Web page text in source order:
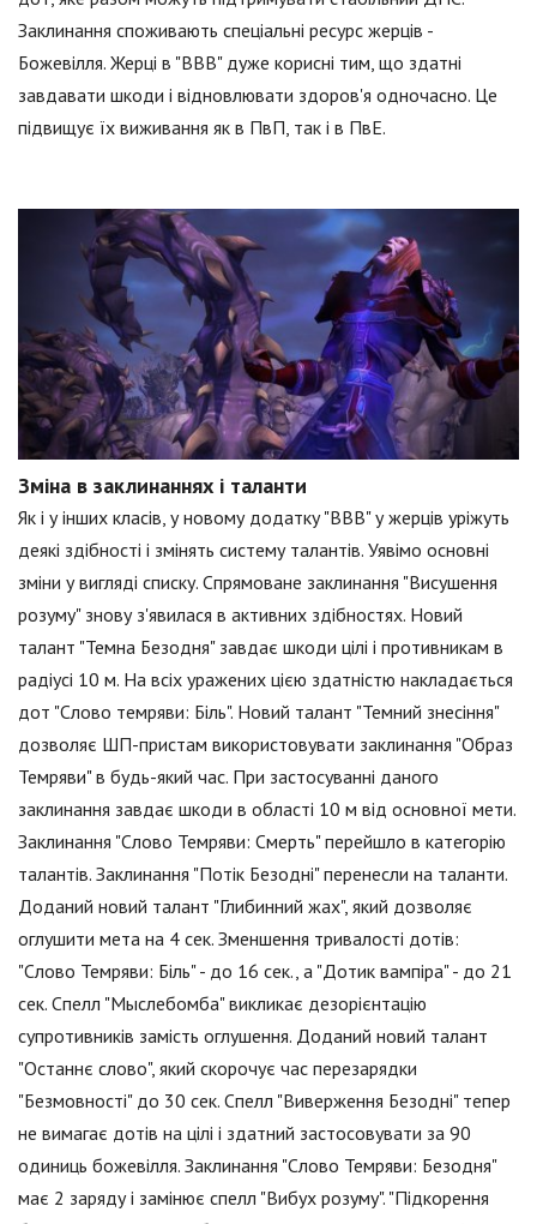
Заклинання споживають спеціальні ресурс жерців -
Божевілля. Жерці в "ВВВ" дуже корисні тим, що здатні
завдавати шкоди і відновлювати здоров'я одночасно. Це
підвищує їх виживання як в ПвП, так і в ПвЕ.
Зміна в заклинаннях і таланти
Як і у інших класів, у новому додатку "ВВВ" у жерців уріжуть
деякі здібності і змінять систему талантів. Уявімо основні
зміни у вигляді списку. Спрямоване заклинання "Висушення
розуму" знову з'явилася в активних здібностях. Новий
талант "Темна Безодня" завдає шкоди цілі і противникам в
радіусі 10 м. На всіх уражених цією здатністю накладається
дот "Слово темряви: Біль". Новий талант "Темний знесіння"
дозволяє ШП-пристам використовувати заклинання "Образ
Темряви" в будь-який час. При застосуванні даного
заклинання завдає шкоди в області 10 м від основної мети.
Заклинання "Слово Темряви: Смерть" перейшло в категорію
талантів. Заклинання "Потік Безодні" перенесли на таланти.
Доданий новий талант "Глибинний жах", який дозволяє
оглушити мета на 4 сек. Зменшення тривалості дотів:
"Слово Темряви: Біль" - до 16 сек., а "Дотик вампіра" - до 21
сек. Спелл "Мыслебомба" викликає дезорієнтацію
супротивників замість оглушення. Доданий новий талант
"Останнє слово", який скорочує час перезарядки
"Безмовності" до 30 сек. Спелл "Виверження Безодні" тепер
не вимагає дотів на цілі і здатний застосовувати за 90
одиниць божевілля. Заклинання "Слово Темряви: Безодня"
має 2 заряду і замінює спелл "Вибух розуму". "Підкорення